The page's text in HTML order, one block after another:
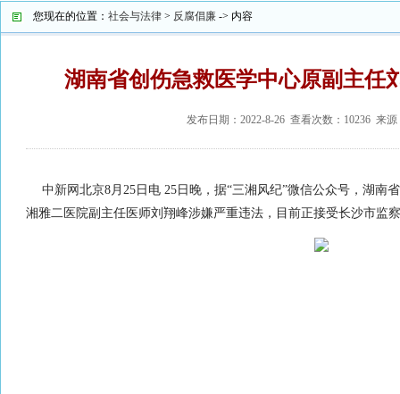
您现在的位置： 社会与法律 > 反腐倡廉 -> 内容
湖南省创伤急救医学中心原副主任
发布日期：2022-8-26 查看次数：10236 来
中新网 北京8月25日电 25日晚，据“三湘风纪”微信公众号，湖南
湘雅二医院副主任医师刘翔峰涉嫌严重违法，目前正接受长沙市监